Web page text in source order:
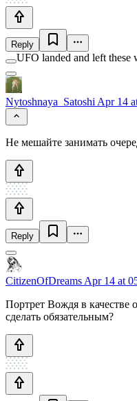
Reply
UFO landed and left these
Nytoshnaya_Satoshi Apr 14
Не мешайте занимать
Reply
CitizenOfDreams Apr 14 at
Портрет Вождя в качестве
сделать обязательным?